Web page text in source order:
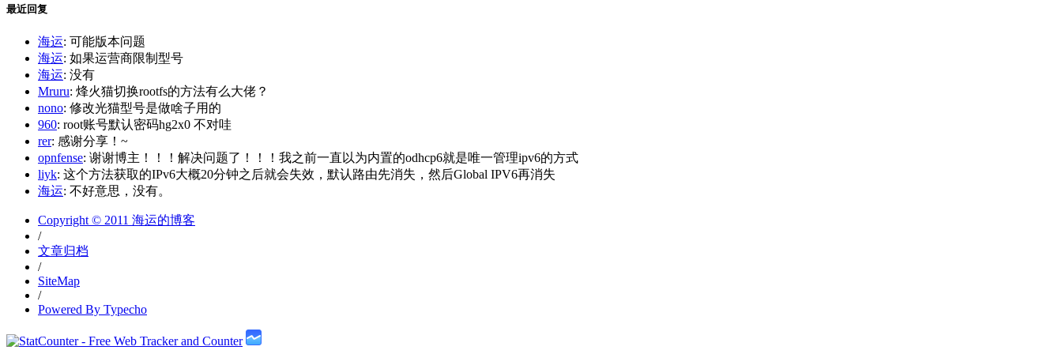
最近回复
海运: 可能版本问题
海运: 如果运营商限制型号
海运: 没有
Mruru: 烽火猫切换rootfs的方法有么大佬？
nono: 修改光猫型号是做啥子用的
960: root账号默认密码hg2x0 不对哇
rer: 感谢分享！~
opnfense: 谢谢博主！！！解决问题了！！！我之前一直以为内置的odhcp6就是唯一管理ipv6的方式
liyk: 这个方法获取的IPv6大概20分钟之后就会失效，默认路由先消失，然后Global IPV6再消失
海运: 不好意思，没有。
Copyright © 2011 海运的博客
/
文章归档
/
SiteMap
/
Powered By Typecho